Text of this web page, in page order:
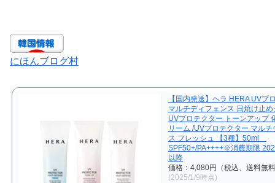
にほんブログ村
【国内発送】ヘラ HERA UVプ
マルチディフェンス 日焼け止め
UVプロテクター トーンアップ
リーム /UVプロテクター マルチ
ス フレッシュ 【3種】50ml
SPF50+/PA++++※消費期限
以降
価格：4,080円（税込、送料無
(2025/1/9時点)